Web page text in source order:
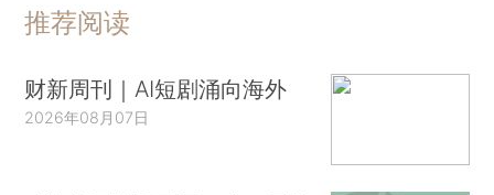
推荐阅读
财新周刊｜AI短剧涌向海外
2026年08月07日